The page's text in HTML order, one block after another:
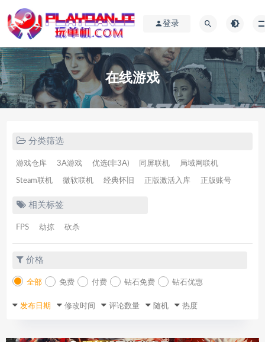
登录
在线游戏
分类筛选
游戏仓库 3A游戏 优选(非3A) 同屏联机 局域网联机
Steam联机 微软联机 经典怀旧 正版激活入库 正版账号
相关标签
FPS 劫掠 砍杀
价格
全部 免费 付费 钻石免费 钻石优惠
发布日期 修改时间 评论数量 随机 热度